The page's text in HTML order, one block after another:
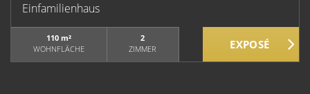
Einfamilienhaus
110 m²
WOHNFLÄCHE
2
ZIMMER